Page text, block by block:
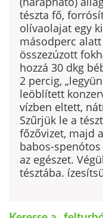
tészta fő,
olívaolajat egy
másodperc
össze­zúzott
hozzá 30 dkg
2 per­cig,
leöblített
vízben eltett,
Szűrjük le a
főzővizet, majd
babos-spenótos
az egészet.
tésztába.